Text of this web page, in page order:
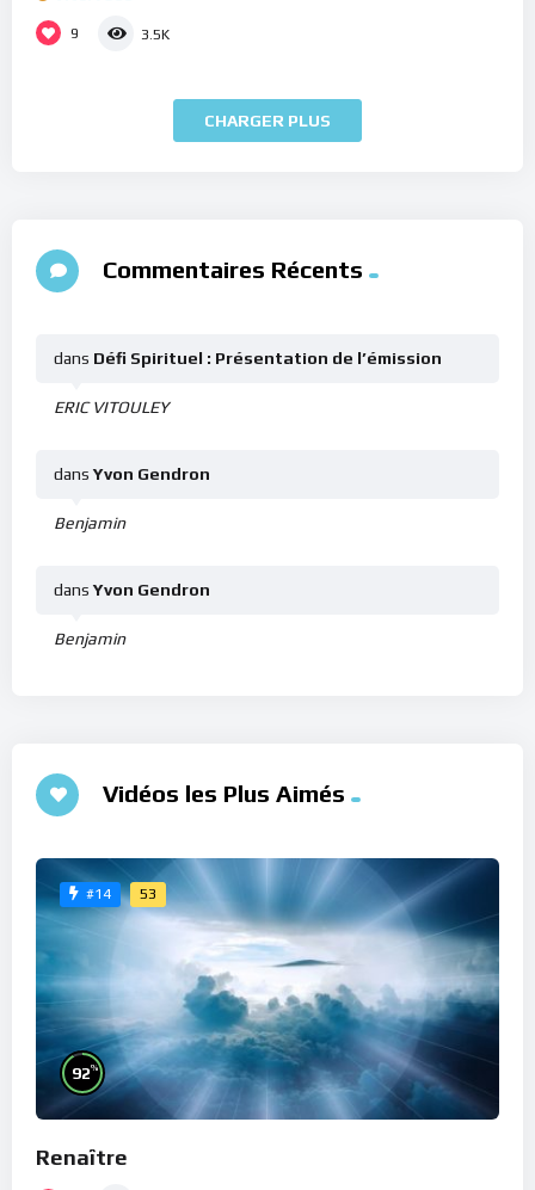
9 3.5K
CHARGER PLUS
Commentaires Récents
ERIC VITOULEY
dans Défi Spirituel : Présentation de l’émission
Benjamin
dans Yvon Gendron
Benjamin
dans Yvon Gendron
Vidéos les Plus Aimés
#14 53
92%
Renaître